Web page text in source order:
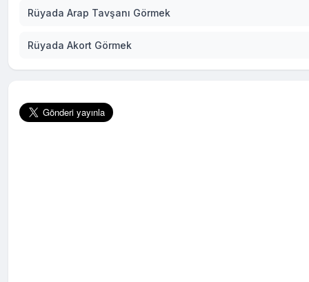
Rüyada Arap Tavşanı Görmek
Rüyada Akort Görmek